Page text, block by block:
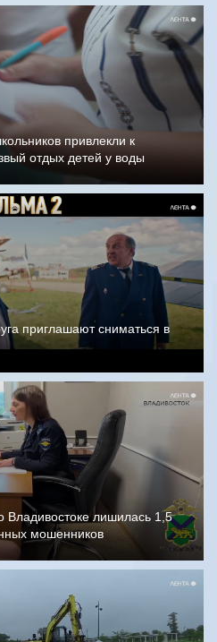
привлекли к
отдых детей у воды
приглашают сниматься в
Владивостоке лишилась 1,5
мошенников